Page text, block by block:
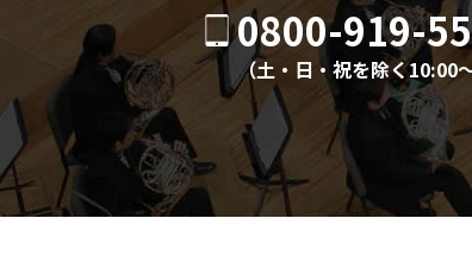
0800-919-
（土・日・祝を除く10:00